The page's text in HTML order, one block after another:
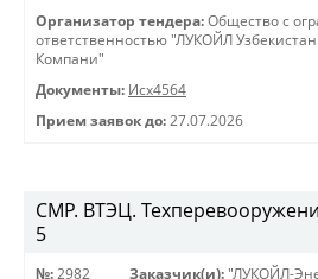
Организатор тендера: Общество с
ответственностью "ЛУКОЙЛ
Компани"
Документы: Исх4564
Прием заявок до: 27.07.2026
СМР. ВТЭЦ.
5
№: 2982 Заказчик(и): "ЛУКОЙЛ-